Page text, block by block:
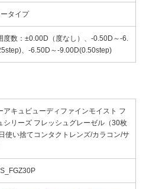
タイプ
度数：±0.00D（度なし）、-0.50D～-6.
、-6.50D～-9.00D(0.50step)
アキュビューディファインモイスト フ
シリーズ フレッシュグレーゼル（30枚
使い捨てコンタクトレンズ/カラコン/サ